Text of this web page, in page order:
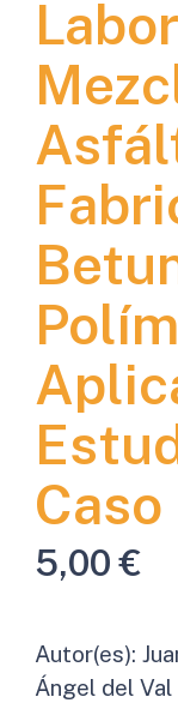
Caso
5,00€
Autor(es):
Ángel del Val